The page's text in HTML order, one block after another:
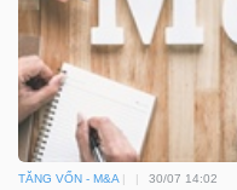
TĂNG VỐN - M&A 30/07 14:02
Sách
tài